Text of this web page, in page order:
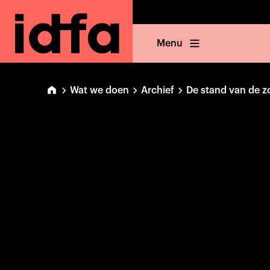
Menu
Wat we doen Archief De stand van de